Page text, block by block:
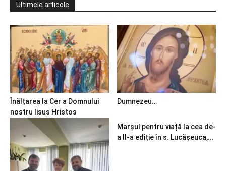
Ultimele articole
Înălțarea la Cer a Domnului
nostru Iisus Hristos
Dumnezeu…
Marșul pentru viață la cea de-
a II-a ediție în s. Lucășeuca,...